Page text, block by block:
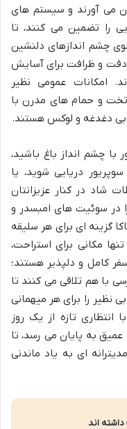
می آورند و سیستم های
را تضمین می کنند، تا
چشم اندازهای دلنشین
دقت و ظرافت برای آسایش
امکانات عمومی نظیر
تخت و حمام های مدرن با
بی دغدغه و لوکس هستند.
چشم انداز باغ باشید،
دریایی شوید، یا
شاد در کنار عزیزانتان
در سوئیت های امبسدر و
گزینه ای برای هر سلیقه
مکانی برای استراحت،
کامل و دلپذیر هستند؛
با هم تلاقی می کنند تا
نظیر را برای هر میهمانی
انتظاری تازه از یک روز
به پایان می رسد، تا
ای به یاد ماندنی
اند